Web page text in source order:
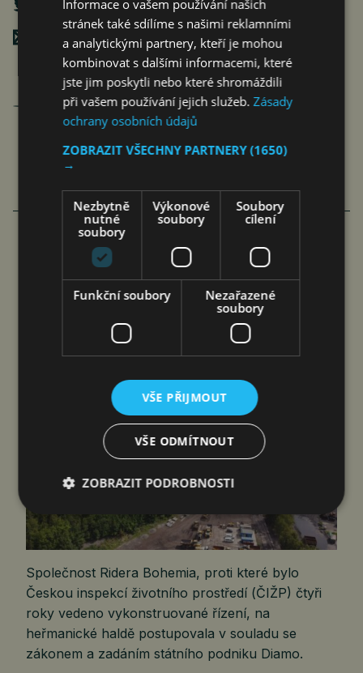
Poslat mailem
Jan Ferenc
články autora >
VÍCE ČLÁNKU Z BYZNYSU
RIDERA V HEŘMANICÍCH
POSTUPOVALA SPRÁVNĚ, ČIŽP
NEZÁKONNĚ
6. 8. 2026
Společnost Ridera Bohemia, proti které bylo
Českou inspekcí životního prostředí (ČIŽP) čtyři
roky vedeno vykonstruované řízení, na
heřmanické haldě postupovala v souladu se
zákonem a zadáním státního podniku Diamo.
Informace o vašem používání našich
stránek také sdílíme s našimi reklamními
a analytickými partnery, kteří je mohou
kombinovat s dalšími informacemi, které
jste jim poskytli nebo které shromáždili
při vašem používání jejich služeb.Zásady
ochrany osobních údajů
ZOBRAZIT VŠECHNY PARTNERY(1650)
→
Nezbytně
nutné
soubory
Výkonové
soubory
Soubory
cílení
Funkční soubory
Nezařazené
soubory
VŠE PŘIJMOUT
VŠE ODMÍTNOUT
ZOBRAZIT PODROBNOSTI